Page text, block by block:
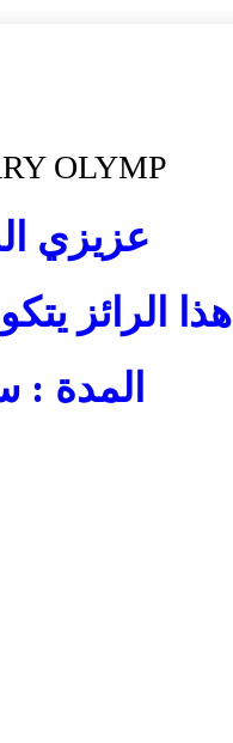
OLYMP
عزيزي
هذا الرائز يتكون من